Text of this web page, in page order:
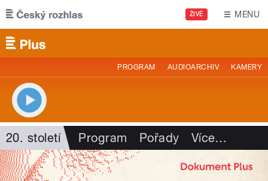
Přejít k hlavnímu obsahu
ŽIVĚ MENU
PROGRAM AUDIOARCHIV KAMERY
20. století Program Pořady Více…